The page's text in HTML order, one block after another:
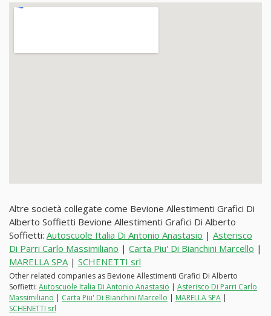
Altre società collegate come Bevione Allestimenti Grafici Di
Alberto Soffietti Bevione Allestimenti Grafici Di Alberto
Soffietti: Autoscuole Italia Di Antonio Anastasio | Asterisco
Di Parri Carlo Massimiliano | Carta Piu' Di Bianchini Marcello |
MARELLA SPA| SCHENETTI srl
Other related companies as Bevione Allestimenti Grafici Di Alberto
Soffietti: Autoscuole Italia Di Antonio Anastasio | Asterisco Di Parri Carlo
Massimiliano | Carta Piu' Di Bianchini Marcello | MARELLA SPA |
SCHENETTI srl